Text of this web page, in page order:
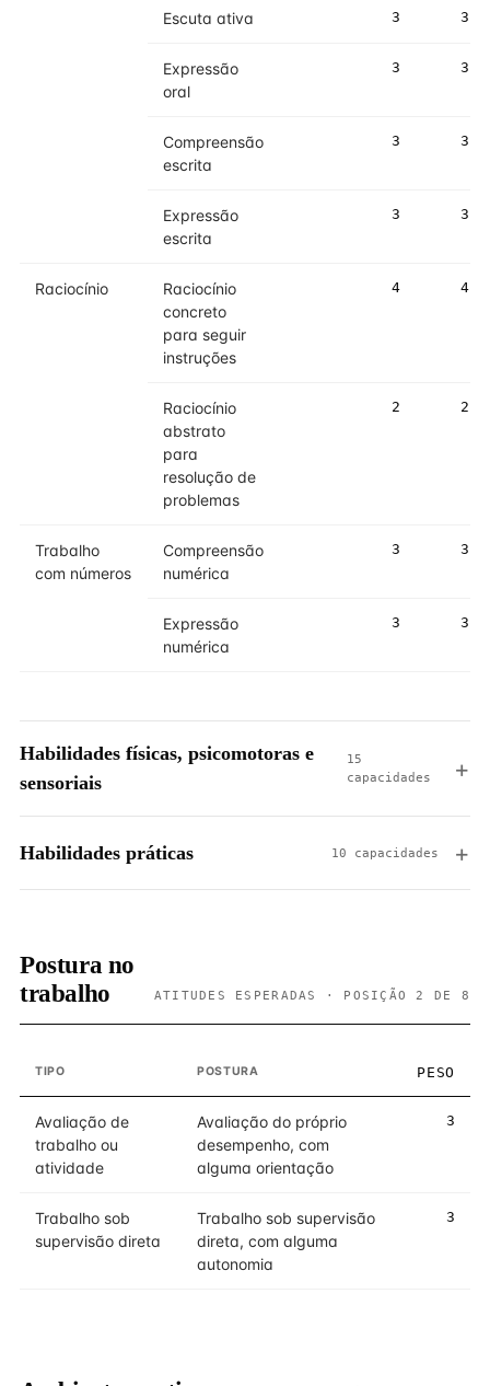
Escuta ativa 3 3
Expressão
oral
3 3
Compreensão
escrita
3 3
Expressão
escrita
3 3
Raciocínio
Raciocínio
concreto
para seguir
instruções
4 4
Raciocínio
abstrato
para
resolução de
problemas
2 2
Trabalho
com números
Compreensão
numérica
3 3
Expressão
numérica
3 3
Habilidades físicas, psicomotoras e
sensoriais
15
capacidades
Habilidades práticas 10 capacidades
Postura no
trabalho
ATITUDES ESPERADAS · POSIÇÃO 2 DE 8
TIPO POSTURA PESO
Avaliação de
trabalho ou
atividade
Avaliação do próprio
desempenho, com
alguma orientação
3
Trabalho sob
supervisão direta
Trabalho sob supervisão
direta, com alguma
autonomia
3